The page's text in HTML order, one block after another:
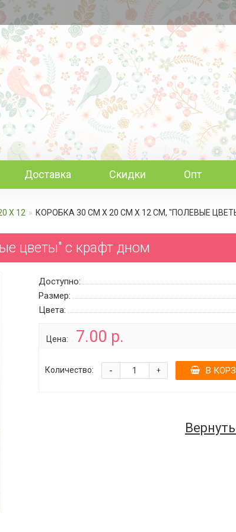
Доставка Скидки Опт
Х 12 КОРОБКА 30 СМ Х 20 СМ Х 12 СМ, "ПОЛЕВЫЕ
цветы" c крафт дном
Доступно:
Размер:
Цвета:
Цена: 7.00 р.
Количество: +
- В